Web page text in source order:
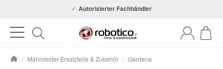
Autorisierter Fachhändler
/ Mähroboter Ersatzteile & Zubehör / Gardena